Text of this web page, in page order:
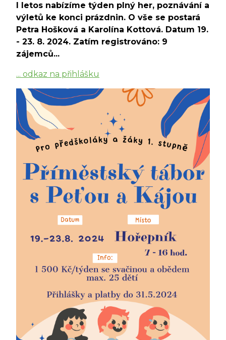
I letos nabízíme týden plný her, poznávání a
výletů ke konci prázdnin. O vše se postará
Petra Hošková a Karolína Kottová. Datum 19.
- 23. 8. 2024. Zatím registrováno: 9
zájemců...
... odkaz na přihlášku